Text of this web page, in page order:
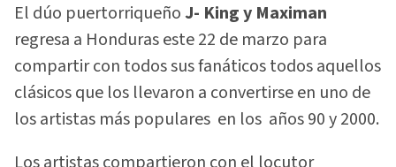
El dúo puertorriqueñoJ- King y Maximan
regresa a Honduras este 22 de marzo para
compartir con todos sus fanáticos todos aquellos
clásicos que los llevaron a convertirse en uno de
los artistas más populares en los años 90 y 2000.